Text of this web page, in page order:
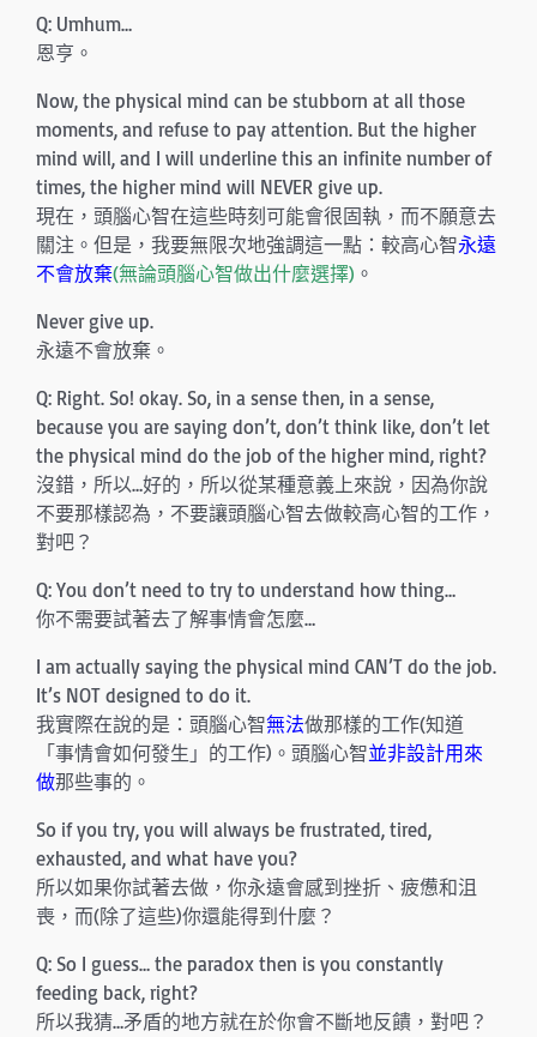
Q: Umhum…
恩亨。
Now, the physical mind can be stubborn at all those
moments, and refuse to pay attention. But the higher
mind will, and I will underline this an infinite number of
times, the higher mind will NEVER give up.
現在，頭腦心智在這些時刻可能會很固執，而不願意去
關注。但是，我要無限次地強調這一點：較高心智永遠
不會放棄(無論頭腦心智做出什麼選擇) 。
Never give up.
永遠不會放棄。
Q: Right. So! okay. So, in a sense then, in a sense,
because you are saying don’t, don’t think like, don’t let
the physical mind do the job of the higher mind, right?
沒錯，所以…好的，所以從某種意義上來說，因為你說
不要那樣認為，不要讓頭腦心智去做較高心智的工作，
對吧？
Q: You don’t need to try to understand how thing…
你不需要試著去了解事情會怎麼…
I am actually saying the physical mind CAN’T do the job.
It’s NOT designed to do it.
我實際在說的是：頭腦心智無法做那樣的工作(知道
「事情會如何發生」的工作)。頭腦心智並非設計用來
做那些事的。
So if you try, you will always be frustrated, tired,
exhausted, and what have you?
所以如果你試著去做，你永遠會感到挫折、疲憊和沮
喪，而(除了這些)你還能得到什麼？
Q: So I guess… the paradox then is you constantly
feeding back, right?
所以我猜…矛盾的地方就在於你會不斷地反饋，對吧？